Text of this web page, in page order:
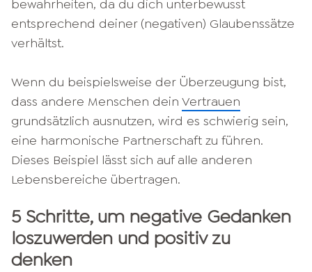
bewahrheiten, da du dich unterbewusst
entsprechend deiner (negativen) Glaubenssätze
verhältst.
Wenn du beispielsweise der Überzeugung bist,
dass andere Menschen dein Vertrauen
grundsätzlich ausnutzen, wird es schwierig sein,
eine harmonische Partnerschaft zu führen.
Dieses Beispiel lässt sich auf alle anderen
Lebensbereiche übertragen.
5 Schritte, um negative Gedanken
loszuwerden und positiv zu
denken